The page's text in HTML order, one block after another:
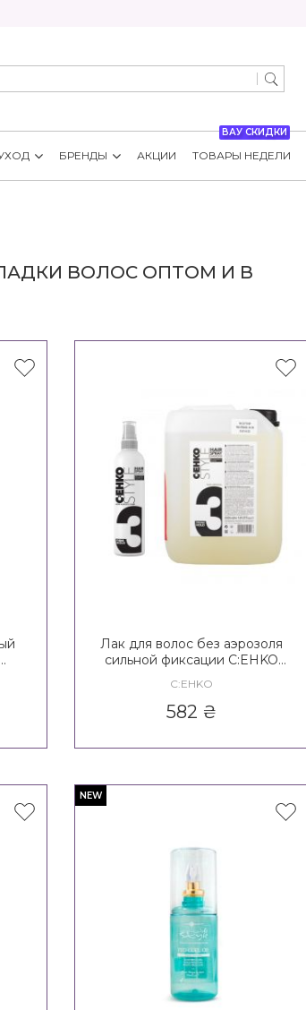
БРЕНДЫ АКЦИИ
ВАУ СКИДКИ
ТОВАРЫ НЕДЕЛИ
ВОЛОС ОПТОМ И В
Лак для волос без аэрозоля
сильной фиксации C:EHKO
Aerosol 3*
C:EHKO
582 ₴
NEW